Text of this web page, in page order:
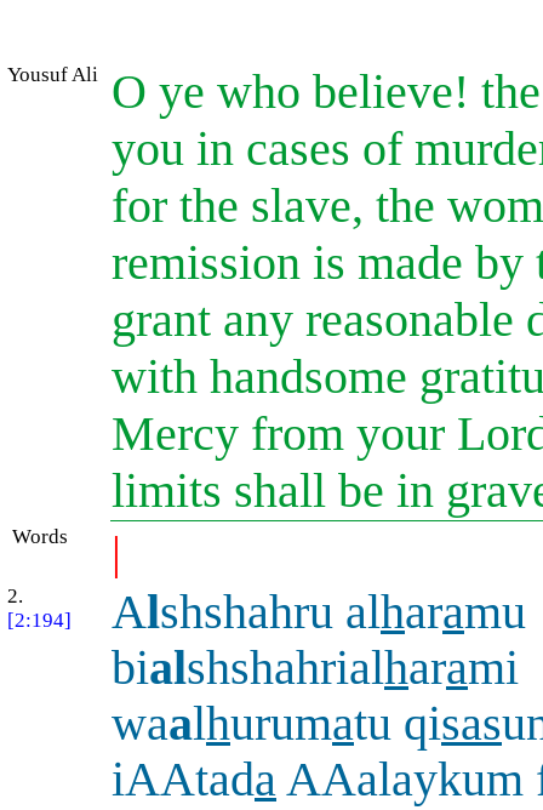
Yousuf Ali
O ye who believe!
you in cases of
for the slave, the
remission is made
grant any reasonable
with handsome
Mercy from your
limits shall be in
Words |
2.
[2:194]
Alshshahru alharamu
bialshshahrialharami
waalhurumatu qisas
iAAtadaAAalaykum